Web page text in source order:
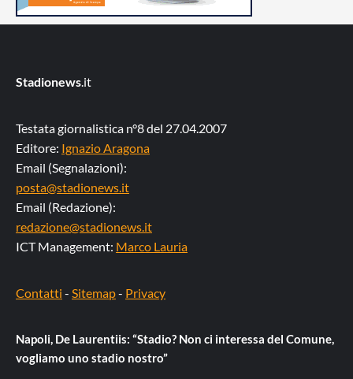
Stadionews.it
Testata giornalistica n°8 del 27.04.2007
Editore: Ignazio Aragona
Email (Segnalazioni):
posta@stadionews.it
Email (Redazione):
redazione@stadionews.it
ICT Management: Marco Lauria
Contatti - Sitemap- Privacy
Napoli, De Laurentiis: “Stadio? Non ci interessa del Comune,
vogliamo uno stadio nostro”